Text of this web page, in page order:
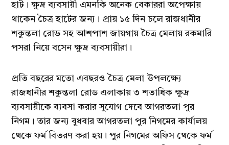
হাট। ক্ষুদ্র ব্যবসায়ী এমনকি অনেক বেকাররা অপেক্ষায়
থাকেন চৈত্র হাটের জন্য। প্রায় ১৫ দিন চলে রাজধানীর
শকুন্তলা রোড সহ আশপাশ জায়গায় চৈত্র মেলায় রকমারি
পসরা নিয়ে বসেন ক্ষুদ্র ব্যবসায়ীরা।
প্রতি বছরের মতো এবছরও চৈত্র মেলা উপলক্ষ্যে
রাজধানীর শকুন্তলা রোড এলাকায় ৩ শতাধিক ক্ষুদ্র
ব্যবসায়ীকে ব্যবসা করার সুযোগ দেবে আগরতলা পুর
নিগম। তার জন্য বুধবার আগরতলা পুর নিগমের কার্যালয়
থেকে ফর্ম বিতরণ করা হয়। পুর নিগমের অফিস থেকে ফর্ম